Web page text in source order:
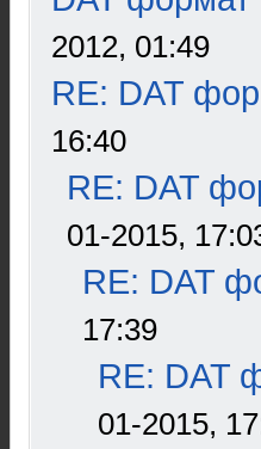
2012, 01:49
RE: DAT
16:40
RE: DAT
01-2015,
RE: DAT
17:39
RE: DAT
01-2015,